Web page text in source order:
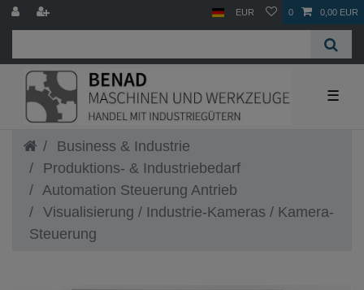
EUR 0 0,00 EUR
☰
Business & Industrie
Produktions- & Industriebedarf
Automation Steuerung Antrieb
Visualisierung / Industrie-Kameras / Kamera-
Steuerung